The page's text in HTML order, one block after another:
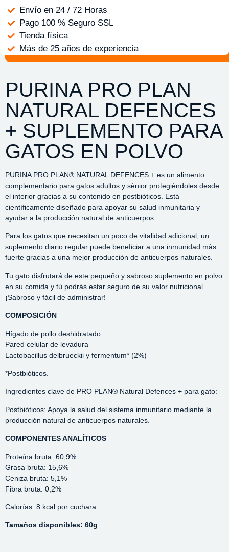
Envío en 24 / 72 Horas
Pago 100 % Seguro SSL
Tienda física
Más de 25 años de experiencia
PURINA PRO PLAN
NATURAL DEFENCES
+ SUPLEMENTO PARA
GATOS EN POLVO
PURINA PRO PLAN® NATURAL DEFENCES + es un alimento
complementario para gatos adultos y sénior protegiéndoles desde
el interior gracias a su contenido en postbióticos. Está
científicamente diseñado para apoyar su salud inmunitaria y
ayudar a la producción natural de anticuerpos.
Para los gatos que necesitan un poco de vitalidad adicional, un
suplemento diario regular puede beneficiar a una inmunidad más
fuerte gracias a una mejor producción de anticuerpos naturales.
Tu gato disfrutará de este pequeño y sabroso suplemento en polvo
en su comida y tú podrás estar seguro de su valor nutricional.
¡Sabroso y fácil de administrar!
COMPOSICIÓN
Hígado de pollo deshidratado
Pared celular de levadura
Lactobacillus delbrueckii y fermentum* (2%)
*Postbióticos.
Ingredientes clave de PRO PLAN® Natural Defences + para gato:
Postbióticos: Apoya la salud del sistema inmunitario mediante la
producción natural de anticuerpos naturales.
COMPONENTES ANALÍTICOS
Proteína bruta: 60,9%
Grasa bruta: 15,6%
Ceniza bruta: 5,1%
Fibra bruta: 0,2%
Calorías: 8 kcal por cuchara
Tamaños disponibles: 60g